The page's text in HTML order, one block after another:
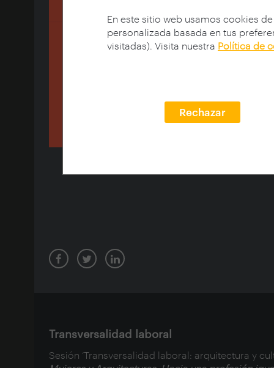
En este sitio web usamos cookies
personalizada basada en tus
visitadas). Visita nuestra Política de
Rechazar
Transversalidad laboral
Sesión ‘Transversalidad laboral: arquitectura y